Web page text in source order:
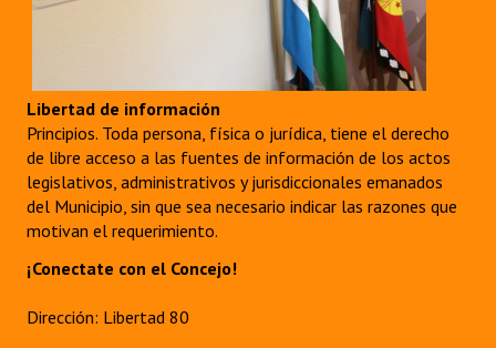
Libertad de información
Principios. Toda persona, física o jurídica, tiene el derecho
de libre acceso a las fuentes de información de los actos
legislativos, administrativos y jurisdiccionales emanados
del Municipio, sin que sea necesario indicar las razones que
motivan el requerimiento.
¡Conectate con el Concejo!
Dirección: Libertad 80